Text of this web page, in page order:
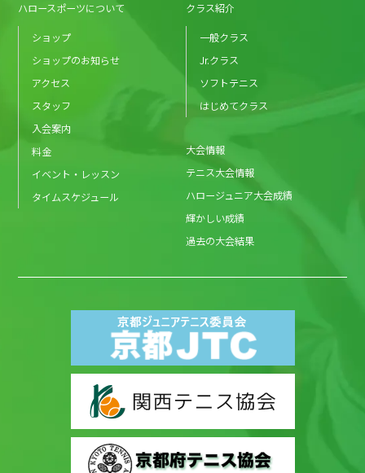
ハロースポーツについて
ショップ
ショップのお知らせ
アクセス
スタッフ
入会案内
料金
イベント・レッスン
タイムスケジュール
クラス紹介
一般クラス
Jr.クラス
ソフトテニス
はじめてクラス
大会情報
テニス大会情報
ハロージュニア大会成績
輝かしい成績
過去の大会結果